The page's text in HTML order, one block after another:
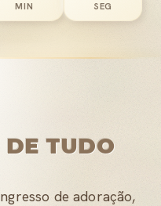
MIN SEG
TUDO
de adoração,